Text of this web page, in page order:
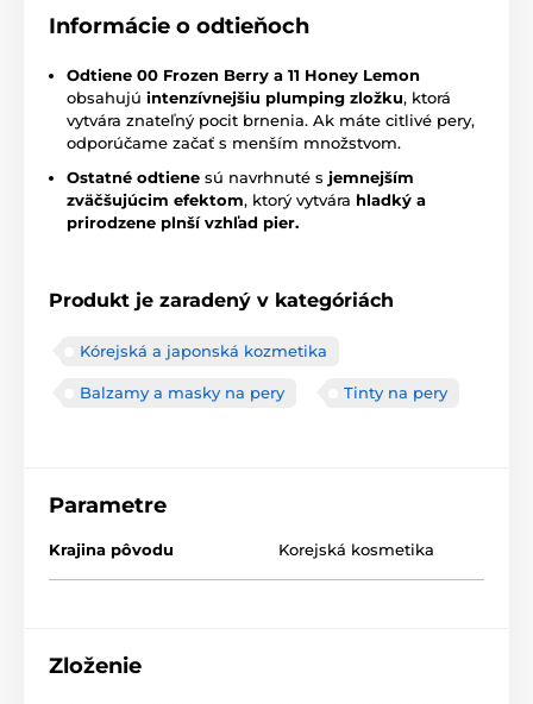
Informácie o odtieňoch
Odtiene 00 Frozen Berry a 11 Honey Lemon
obsahujú intenzívnejšiu plumping zložku, ktorá
vytvára znateľný pocit brnenia. Ak máte citlivé pery,
odporúčame začať s menším množstvom.
Ostatné odtiene sú navrhnuté s jemnejším
zväčšujúcim efektom, ktorý vytvára hladký a
prirodzene plnší vzhľad pier.
Produkt je zaradený v kategóriách
Kórejská a japonská kozmetika
Balzamy a masky na pery Tinty na pery
Parametre
Krajina pôvodu Korejská kosmetika
Zloženie